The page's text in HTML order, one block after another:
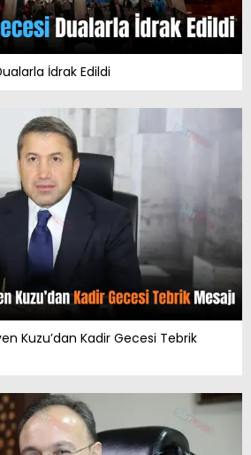
İdrak Edildi
Kuzu’dan Kadir Gecesi Tebrik